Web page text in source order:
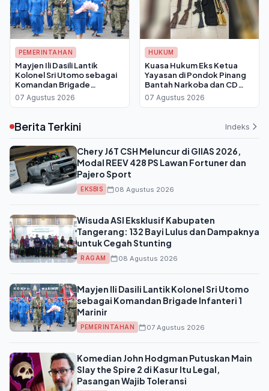
PEMERINTAHAN
Mayjen Ili Dasili Lantik
Kolonel Sri Utomo sebagai
Komandan Brigade
Infanteri 1 Marinir
07 Agustus 2026
HUKUM
Kuasa Hukum Eks Ketua
Yayasan di Pondok Pinang
Bantah Narkoba dan CD
Porno Milik Kliennya
07 Agustus 2026
Berita Terkini Indeks
Chery J6T CSH Meluncur di GIIAS 2026,
Modal REEV 428 PS Lawan Fortuner dan
Pajero Sport
EKSBIS 08 Agustus 2026
Wisuda ASI Eksklusif Kabupaten
Tangerang: 132 Bayi Lulus dan Dampaknya
untuk Cegah Stunting
RAGAM 08 Agustus 2026
Mayjen Ili Dasili Lantik Kolonel Sri Utomo
sebagai Komandan Brigade Infanteri 1
Marinir
PEMERINTAHAN 07 Agustus 2026
Komedian John Hodgman Putuskan Main
Slay the Spire 2 di Kasur Itu Legal,
Pasangan Wajib Toleransi